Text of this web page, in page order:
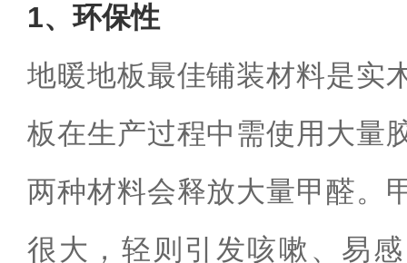
1、环保性
地暖地板最佳铺装材料是实
板在生产过程中需使用大量
两种材料会释放大量甲醛。
很大，轻则引发咳嗽、易